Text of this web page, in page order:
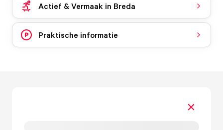
Actief & Vermaak in Breda
Praktische informatie